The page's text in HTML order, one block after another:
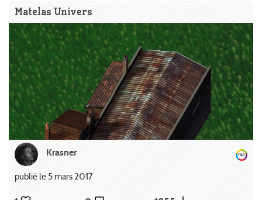
Matelas Univers
Krasner
publié le 5 mars 2017